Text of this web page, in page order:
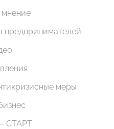
предпринимателей
меры
СТАРТ